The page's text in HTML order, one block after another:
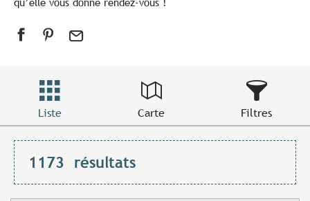
qu’elle vous donne rendez-vous !
Liste Carte Filtres
1173 résultats